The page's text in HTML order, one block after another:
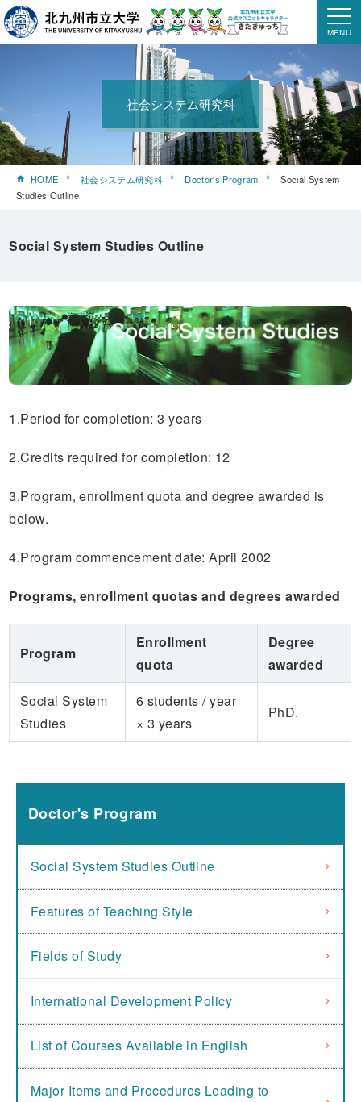
社会システム研究科
HOME 社会システム研究科 Doctor's Program
Social System
Studies Outline
Social System Studies Outline
1.Period for completion: 3 years
2.Credits required for completion: 12
3.Program, enrollment quota and degree awarded is
below.
4.Program commencement date: April 2002
Programs, enrollment quotas and degrees awarded
Program
Enrollment
quota
Degree
awarded
Social System
Studies
6 students / year
× 3 years
PhD.
Doctor's Program
Social System Studies Outline
Features of Teaching Style
Fields of Study
International Development Policy
List of Courses Available in English
Major Items and Procedures Leading to